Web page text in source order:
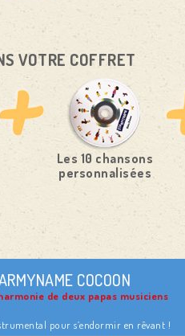
VOTRE COFFRET
Les 10 chansons
personnalisées
COCOON
de deux papas musiciens
pour s’endormir en rêvant !